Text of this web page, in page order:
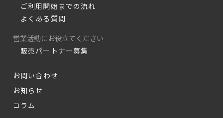
ご利用開始までの流れ
よくある質問
営業活動にお役立てください
販売パートナー募集
お問い合わせ
お知らせ
コラム